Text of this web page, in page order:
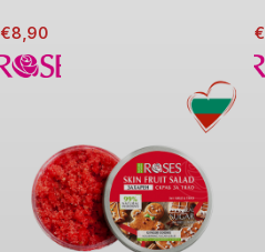
€8,90 €